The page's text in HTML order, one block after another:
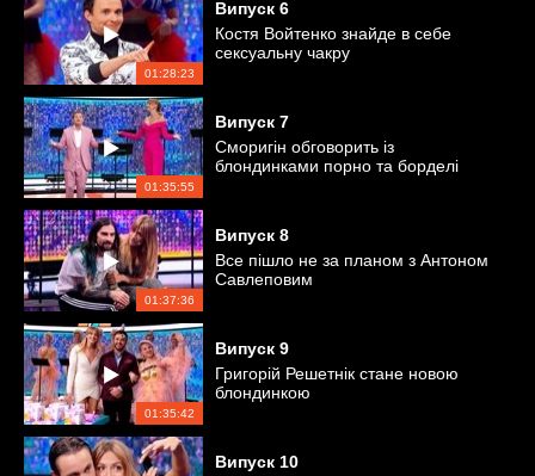
01:28:23
Випуск 6
Костя Войтенко знайде в себе
сексуальну чакру
01:35:55
Випуск 7
Сморигін обговорить із
блондинками порно та борделі
01:37:36
Випуск 8
Все пішло не за планом з Антоном
Савлеповим
01:35:42
Випуск 9
Григорій Решетнік стане новою
блондинкою
Випуск 10